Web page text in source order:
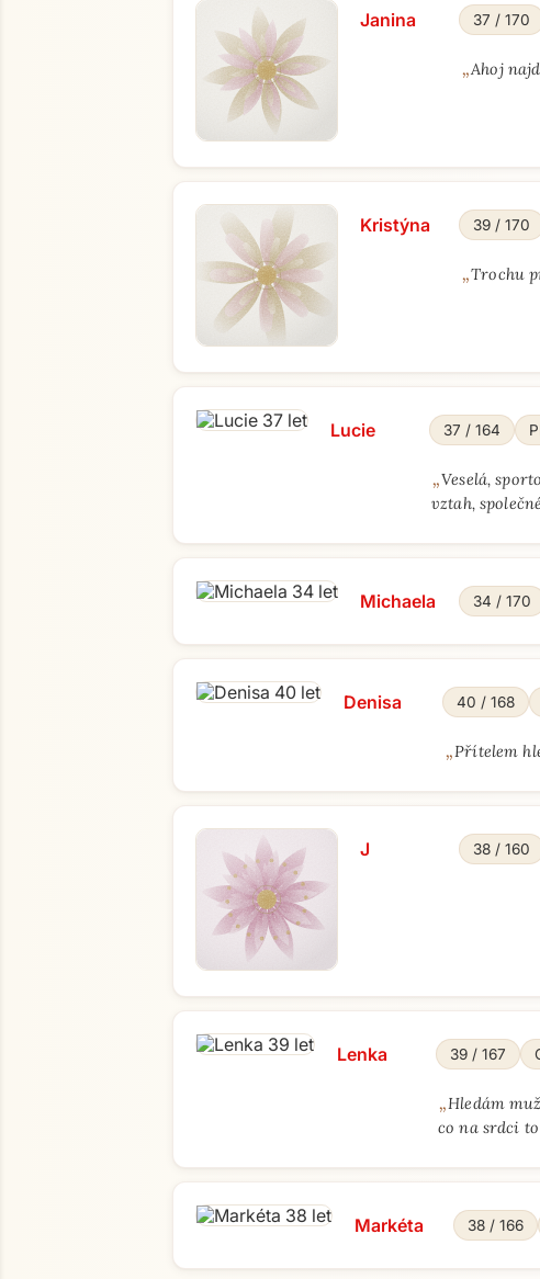
Janina 37 / 170
„Ahoj
Kristýna 39 / 170
„Trochu
Lucie 37 / 164
„Veselá,
vztah,
Michaela 34 / 170
Denisa 40 / 168
„Přítelem
J 38 / 160
Lenka 39 / 167
„Hledám
co na srdci
Markéta 38 / 166